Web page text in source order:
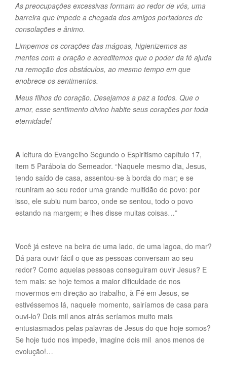
As preocupações excessivas formam ao redor de vós, uma
barreira que impede a chegada dos amigos portadores de
consolações e ânimo.
Limpemos os corações das mágoas, higienizemos as
mentes com a oração e acreditemos que o poder da fé ajuda
na remoção dos obstáculos, ao mesmo tempo em que
enobrece os sentimentos.
Meus filhos do coração. Desejamos a paz a todos. Que o
amor, esse sentimento divino habite seus corações por toda
eternidade!
A leitura do Evangelho Segundo o Espiritismo capítulo 17,
item 5 Parábola do Semeador. “Naquele mesmo dia, Jesus,
tendo saído de casa, assentou-se à borda do mar; e se
reuniram ao seu redor uma grande multidão de povo: por
isso, ele subiu num barco, onde se sentou, todo o povo
estando na margem; e lhes disse muitas coisas…”
Você já esteve na beira de uma lado, de uma lagoa, do mar?
Dá para ouvir fácil o que as pessoas conversam ao seu
redor? Como aquelas pessoas conseguiram ouvir Jesus? E
tem mais: se hoje temos a maior dificuldade de nos
movermos em direção ao trabalho, à Fé em Jesus, se
estivéssemos lá, naquele momento, sairíamos de casa para
ouvi-lo? Dois mil anos atrás seríamos muito mais
entusiasmados pelas palavras de Jesus do que hoje somos?
Se hoje tudo nos impede, imagine dois mil anos menos de
evolução!…